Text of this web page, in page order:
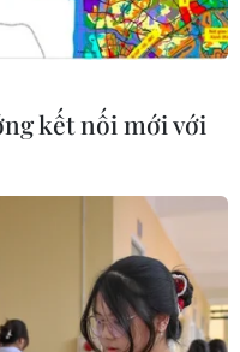
kết nối mới với